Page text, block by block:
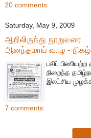
20 comments:
Saturday, May 9, 2009
ஆறிலிருந்து நூறுவரை
ஆனந்தமாய் வாழ -
பசிப்
நிறைந்த
இலட்சிய
7 comments: